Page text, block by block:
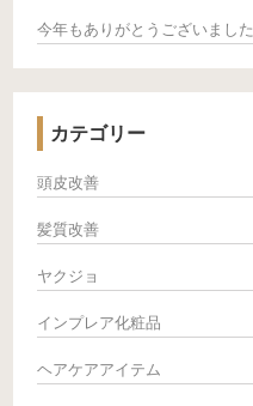
今年もありがとうございました
カテゴリー
頭皮改善
髪質改善
ヤクジョ
インプレア化粧品
ヘアケアアイテム